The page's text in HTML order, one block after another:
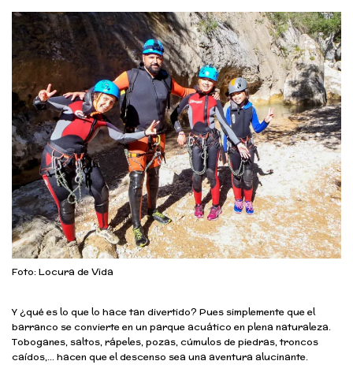
Foto: Locura de Vida
Y ¿qué es lo que lo hace tan divertido? Pues simplemente que el
barranco se convierte en un parque acuático en plena naturaleza.
Toboganes, saltos, rápeles, pozas, cúmulos de piedras, troncos
caídos,… hacen que el descenso sea una aventura alucinante.